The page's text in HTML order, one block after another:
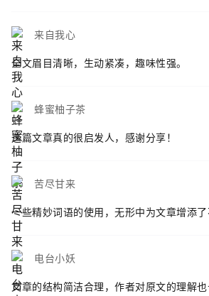
来自我心
全文眉目清晰，生动紧凑，趣味性强。
蜂蜜柚子茶
这篇文章真的很启发人，感谢分享！
苦尽甘来
一些精妙词语的使用，无形中为文章增添了
电台小妖
文章的结构简洁合理，作者对原文的理解